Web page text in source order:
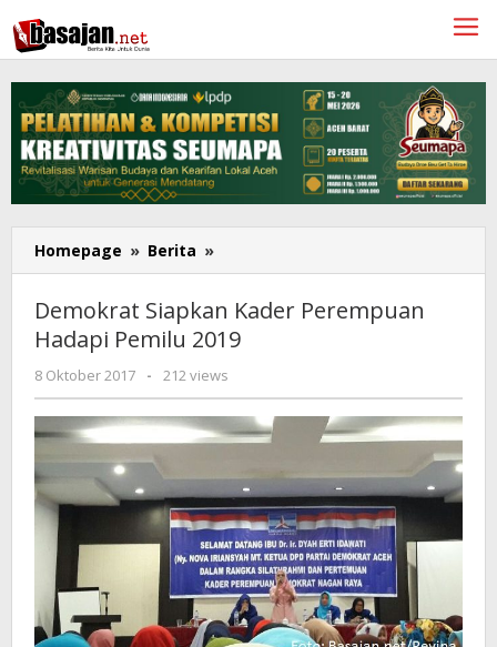
ke
konten
Homepage » Berita »
Siapkan
Perempuan
Hadapi
Demokrat Siapkan Kader Perempuan
Hadapi Pemilu 2019
8 Oktober 2017
oleh
Revina
Rahayu
- 212 views